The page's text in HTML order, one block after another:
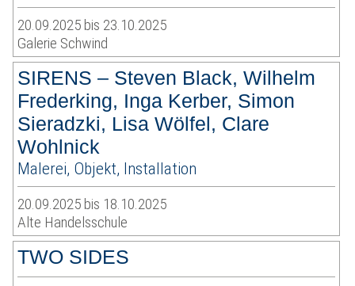
20.09.2025 bis 23.10.2025
Galerie Schwind
SIRENS – Steven Black, Wilhelm
Frederking, Inga Kerber, Simon
Sieradzki, Lisa Wölfel, Clare
Wohlnick
Malerei, Objekt, Installation
20.09.2025 bis 18.10.2025
Alte Handelsschule
TWO SIDES